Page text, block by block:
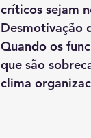
críticos sejam
Desmotivação
Quando os
que são
clima